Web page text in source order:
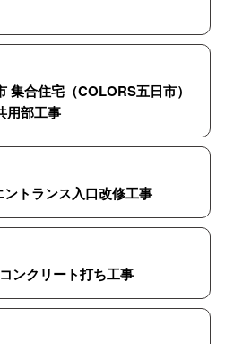
集合住宅（COLORS五日市）
用部工事
トランス入口改修工事
ンクリート打ち工事